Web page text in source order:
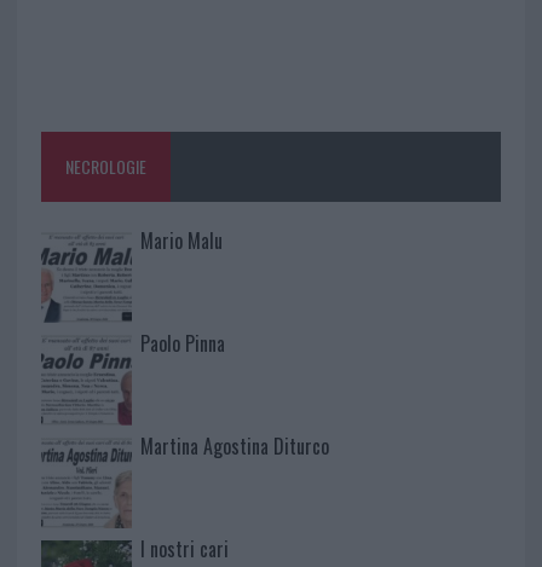
NECROLOGIE
Mario Malu
Paolo Pinna
Martina Agostina Diturco
I nostri cari